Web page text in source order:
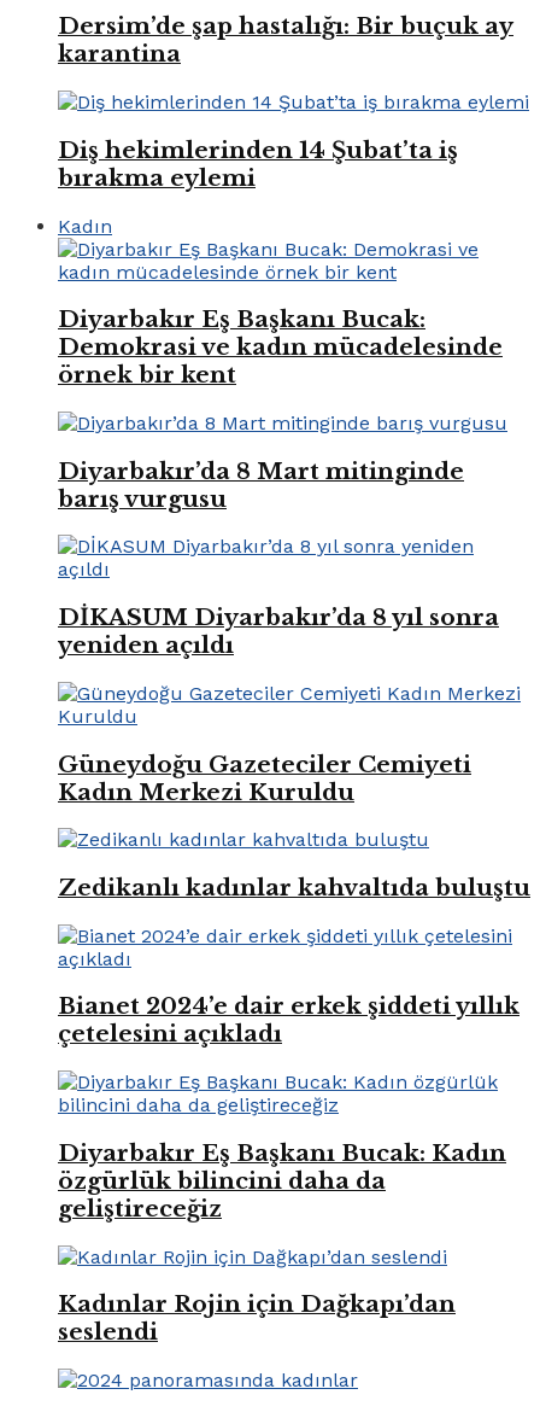
Dersim’de şap hastalığı: Bir buçuk ay
karantina
Diş hekimlerinden 14 Şubat’ta iş
bırakma eylemi
Kadın
Diyarbakır Eş Başkanı Bucak:
Demokrasi ve kadın mücadelesinde
örnek bir kent
Diyarbakır’da 8 Mart mitinginde
barış vurgusu
DİKASUM Diyarbakır’da 8 yıl sonra
yeniden açıldı
Güneydoğu Gazeteciler Cemiyeti
Kadın Merkezi Kuruldu
Zedikanlı kadınlar kahvaltıda buluştu
Bianet 2024’e dair erkek şiddeti yıllık
çetelesini açıkladı
Diyarbakır Eş Başkanı Bucak: Kadın
özgürlük bilincini daha da
geliştireceğiz
Kadınlar Rojin için Dağkapı’dan
seslendi